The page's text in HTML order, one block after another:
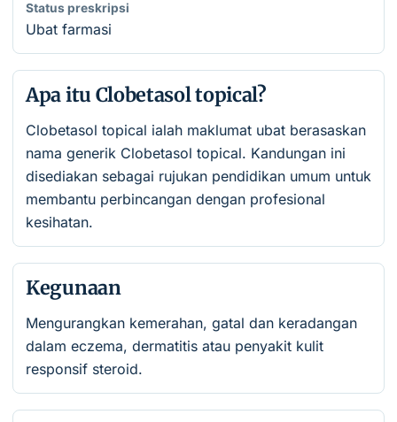
Status preskripsi
Ubat farmasi
Apa itu Clobetasol topical?
Clobetasol topical ialah maklumat ubat berasaskan
nama generik Clobetasol topical. Kandungan ini
disediakan sebagai rujukan pendidikan umum untuk
membantu perbincangan dengan profesional
kesihatan.
Kegunaan
Mengurangkan kemerahan, gatal dan keradangan
dalam eczema, dermatitis atau penyakit kulit
responsif steroid.